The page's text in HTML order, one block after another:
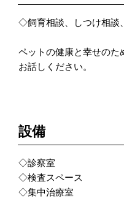
◇飼育相談、しつけ相談
ペットの健康と幸せのた
お話しください。
設備
◇診察室
◇検査スペース
◇集中治療室